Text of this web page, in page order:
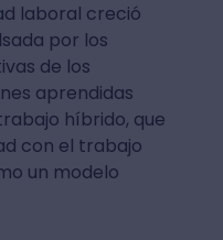
laboral creció
por los
de los
aprendidas
híbrido, que
con el trabajo
un modelo